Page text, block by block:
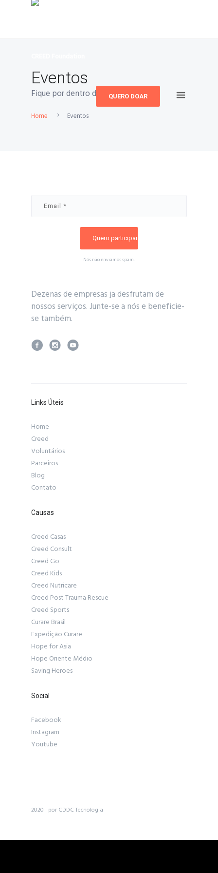
QUERO DOAR
Eventos
Fique por dentro de nossos eventos.
Home Eventos
Nós não enviamos spam.
Dezenas de empresas ja desfrutam de
nossos serviços. Junte-se a nós e beneficie-
se também.
Links Úteis
Home
Creed
Voluntários
Parceiros
Blog
Contato
Causas
Creed Casas
Creed Consult
Creed Go
Creed Kids
Creed Nutricare
Creed Post Trauma Rescue
Creed Sports
Curare Brasil
Expedição Curare
Hope for Asia
Hope Oriente Médio
Saving Heroes
Social
Facebook
Instagram
Youtube
2020 | por CDDC Tecnologia